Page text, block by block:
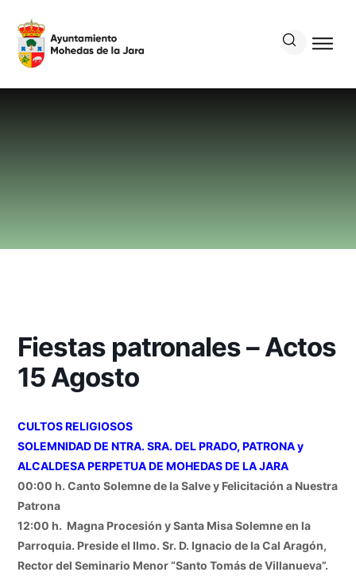
Fiestas patronales – Actos
15 Agosto
CULTOS RELIGIOSOS
SOLEMNIDAD DE NTRA. SRA. DEL PRADO, PATRONA y
ALCALDESA PERPETUA DE MOHEDAS DE LA JARA
00:00 h. Canto Solemne de la Salve y Felicitación a Nuestra
Patrona
12:00 h. Magna Procesión y Santa Misa Solemne en la
Parroquia. Preside el Ilmo. Sr. D. Ignacio de la Cal Aragón,
Rector del Seminario Menor “Santo Tomás de Villanueva”.